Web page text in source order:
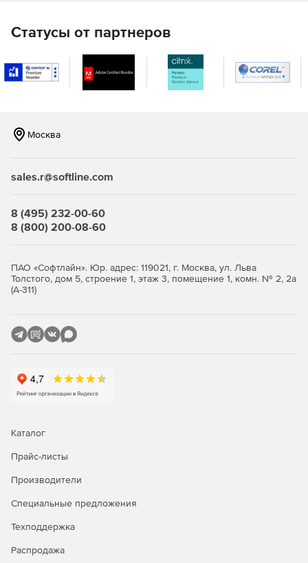
Расчет на прочность и устойчивость аппаратов
колонного типа с учетом ветровых нагрузок и
сейсмических воздействий осуществляется с
помощью модуля «ПАССАТ-Колонны». Расчет
проводится на основе ГОСТ 34233.9-2017.
аппаратов кожухотрубчатого типа и аппаратов
основе ГОСТ 34233.7-2017, РД 26-14-88, ГОСТ 30780-
Расчет на прочность и устойчивость горизонтальных
и вертикальных сосудов с учетом нагрузок от
2009, ГОСТ Р 55722-2013, ГОСТ 34283-2017.
«ПАССАТ-Резервуары» на основе СТО–СА–03–002–
2011, ГОСТ 31385-2016.
Статусы от партнеров
Москва
sales.r@softline.com
8 (495) 232-00-60
8 (800) 200-08-60
ПАО «Софтлайн». Юр. адрес: 119021, г. Москва, ул. Льва
Толстого, дом 5, строение 1, этаж 3, помещение 1, комн. № 2, 2а
(А-311)
Каталог
Прайс-листы
Производители
Специальные предложения
Техподдержка
Распродажа